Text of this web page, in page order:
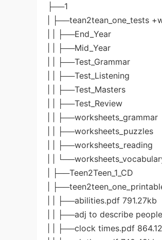
├──1
| ├──tean2tean_one_tests
| | ├──End_Year
| | ├──Mid_Year
| | ├──Test_Grammar
| | ├──Test_Listening
| | ├──Test_Masters
| | ├──Test_Review
| | ├──worksheets_grammar
| | ├──worksheets_puzzles
| | ├──worksheets_reading
| |
| ├──Teen2Teen_1_CD
|
| | ├──abilities.pdf 791.27kb
| | ├──adj to describe
| | ├──clock times.pdf